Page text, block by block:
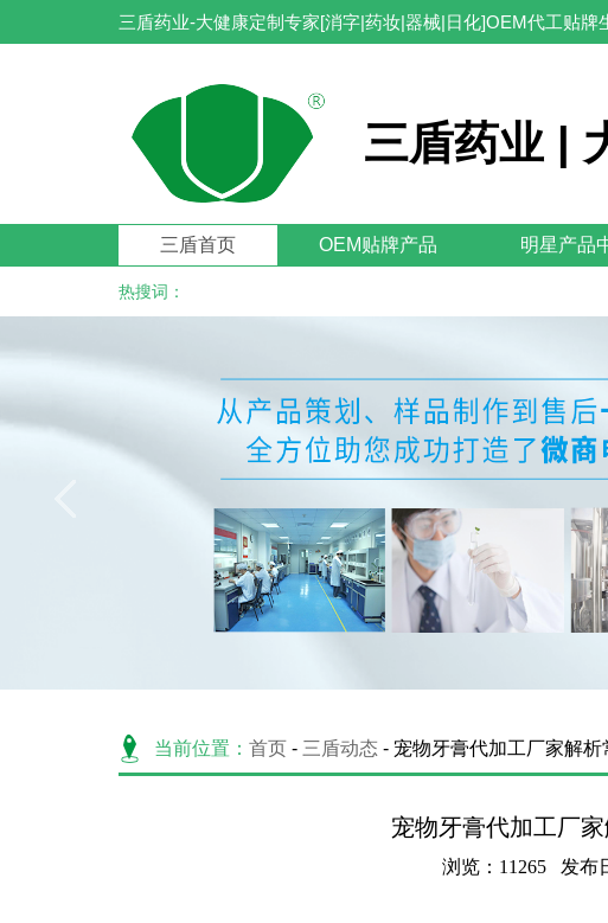
三盾药业-大健康定制专家[消字|药妆|器械|日化]OEM代工贴牌
三盾药业 |
三盾首页 OEM贴牌产品 明星产品
热搜词：
当前位置： 首页 - 三盾动态 - 宠物牙膏代加工厂家解析
宠物牙膏代加工厂
浏览：11265 发布